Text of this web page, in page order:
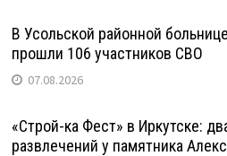
В Усольской районной
прошли 106 участников СВО
07.08.2026
«Строй-ка Фест» в Иркутске:
развлечений у памятника